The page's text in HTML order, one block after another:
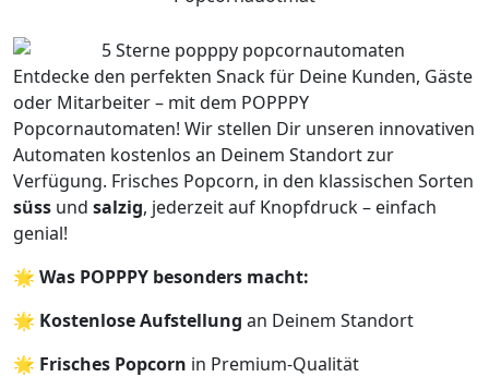
Entdecke den perfekten Snack für Deine Kunden, Gäste
oder Mitarbeiter – mit dem POPPPY
Popcornautomaten! Wir stellen Dir unseren innovativen
Automaten kostenlos an Deinem Standort zur
Verfügung. Frisches Popcorn, in den klassischen Sorten
süss und salzig, jederzeit auf Knopfdruck – einfach
genial!
🌟 Was POPPPY besonders macht:
🌟 Kostenlose Aufstellung an Deinem Standort
🌟 Frisches Popcorn in Premium-Qualität